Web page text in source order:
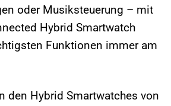
oder Musiksteuerung – mit
Hybrid Smartwatch
Funktionen immer am
den Hybrid Smartwatches von